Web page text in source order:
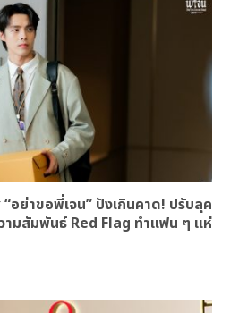
อย่าขอพี่เจน” ปังเกินคาด! ปรับลุค
ามสัมพันธ์ Red Flag ทำแฟน ๆ แห่